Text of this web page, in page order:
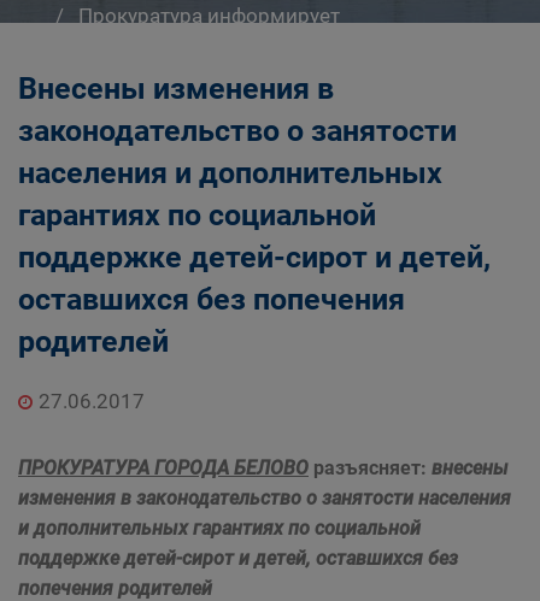
Прокуратура информирует
Внесены изменения в
законодательство о занятости
населения и дополнительных
гарантиях по социальной
поддержке детей-сирот и детей,
оставшихся без попечения
родителей
27.06.2017
ПРОКУРАТУРА ГОРОДА БЕЛОВО разъясняет: внесены
изменения в законодательство о занятости населения
и дополнительных гарантиях по социальной
поддержке детей-сирот и детей, оставшихся без
попечения родителей